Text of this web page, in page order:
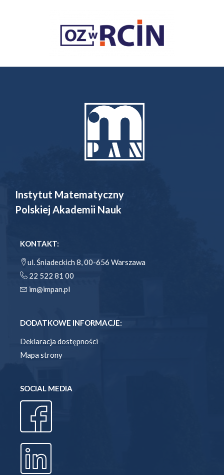
Instytut Matematyczny
Polskiej Akademii Nauk
KONTAKT:
ul. Śniadeckich 8, 00-656 Warszawa
22 522 81 00
im@impan.pl
DODATKOWE INFORMACJE:
Deklaracja dostępności
Mapa strony
SOCIAL MEDIA